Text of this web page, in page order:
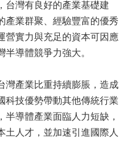
灣有良好的產業基礎建
產業群聚、經驗豐富的優秀
營實力與充足的資本可因應
導體競爭力強大。
灣產業比重持續膨脹，造成
科技優勢帶動其他傳統行業
導體產業面臨人力短缺，
土人才，並加速引進國際人